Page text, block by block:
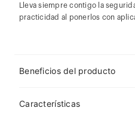
Lleva siempre contigo la
practicidad al ponerlos con
Beneficios del producto
Características